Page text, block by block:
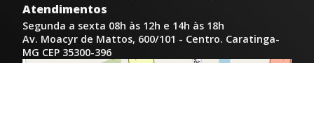
Atendimentos
Segunda a sexta 08h às 12h e 14h às 18h
Av. Moacyr de Mattos, 600/101 - Centro. Caratinga-
MG CEP 35300-396